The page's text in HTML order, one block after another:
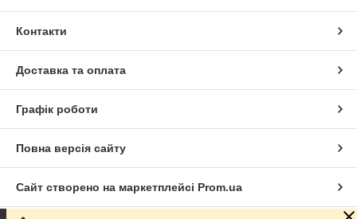
Контакти
Доставка та оплата
Графік роботи
Повна версія сайту
Сайт створено на маркетплейсі Prom.ua